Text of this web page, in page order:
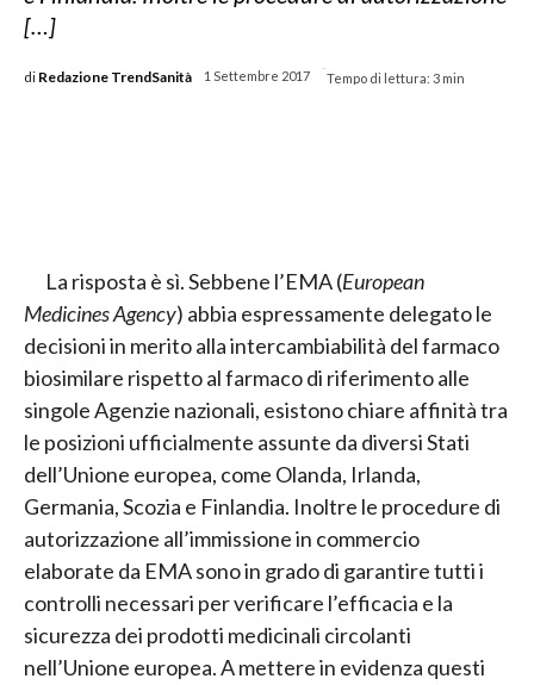
[…]
di Redazione TrendSanità 1 Settembre 2017
-
Tempo di lettura: 3 min
La risposta è sì. Sebbene l’EMA (European
Medicines Agency) abbia espressamente delegato le
decisioni in merito alla intercambiabilità del farmaco
biosimilare rispetto al farmaco di riferimento alle
singole Agenzie nazionali, esistono chiare affinità tra
le posizioni ufficialmente assunte da diversi Stati
dell’Unione europea, come Olanda, Irlanda,
Germania, Scozia e Finlandia. Inoltre le procedure di
autorizzazione all’immissione in commercio
elaborate da EMA sono in grado di garantire tutti i
controlli necessari per verificare l’efficacia e la
sicurezza dei prodotti medicinali circolanti
nell’Unione europea. A mettere in evidenza questi